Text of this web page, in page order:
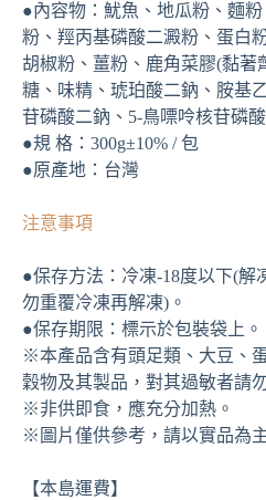
●內容物：魷魚、地瓜粉、麵
粉、羥丙基磷酸二澱粉、蛋白
胡椒粉、薑粉、鹿角菜膠(黏著
糖、味精、琥珀酸二鈉、胺基
苷磷酸二鈉、5-鳥嘌呤核苷磷酸
●規 格：300g±10% / 包
●原產地：台灣
注意事項
●保存方法：冷凍-18度以下(解
勿重覆冷凍再解凍)。
●保存期限：標示於包裝袋上。
※本產品含有頭足類、大豆、
穀物及其製品，對其過敏者請
※非供即食，應充分加熱。
※圖片僅供參考，請以實品為
【本島運費】